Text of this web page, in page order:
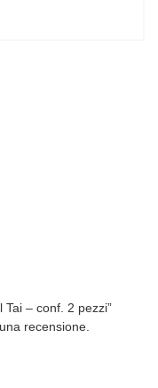
Tai – conf. 2 pezzi”
recensione.